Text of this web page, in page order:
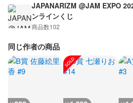
JAPANARIZM @JAM EXPO
ンラインくじ
商品数102
同じ作者の商品